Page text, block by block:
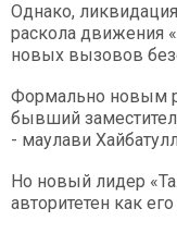
Однако,
раскола движения
новых вызовов
Формально новым
бывший
- маулави
Но новый лидер
авторитетен как